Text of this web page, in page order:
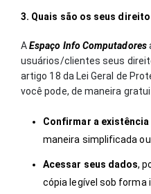
3. Quais são os seus
AEspaço Info Computadores
usuários/clientes seus
artigo 18 da Lei Geral de
você pode, de maneira
Confirmar a
maneira simplificada
Acessar seus dados,
cópia legível sob forma